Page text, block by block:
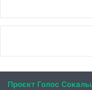
Проєкт Голос